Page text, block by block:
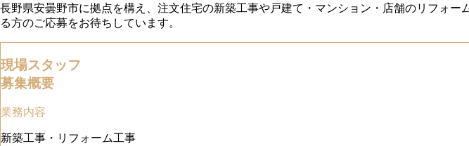
長野県安曇野市に拠点を構え、注文住宅の新築工事や戸建て・マンション・店舗のリフォ
る方のご応募をお待ちしています。
現場スタッフ
募集概要
業務内容
新築工事・リフォーム工事